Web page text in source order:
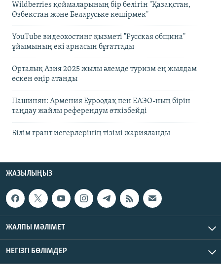
Wildberries қоймаларының бір бөлігін "Қазақстан,
Өзбекстан және Беларуське көшірмек"
YouTube видеохостинг қызметі "Русская община"
ұйымының екі арнасын бұғаттады
Орталық Азия 2025 жылы әлемде туризм ең жылдам
өскен өңір атанды
Пашинян: Армения Еуроодақ пен ЕАЭО-ның бірін
таңдау жайлы референдум өткізбейді
Білім грант иегерлерінің тізімі жарияланды
ЖАЗЫЛЫҢЫЗ
ЖАЛПЫ МӘЛІМЕТ
НЕГІЗГІ БӨЛІМДЕР